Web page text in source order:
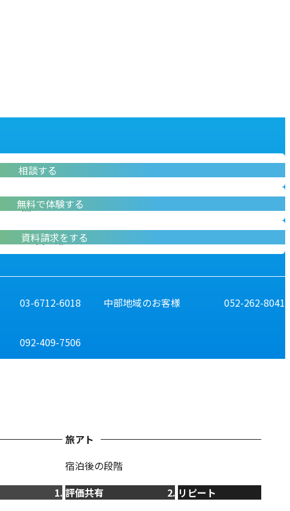
お問い合わせ
相談する
無料デモ体験
無料で体験する
資料請求
資料請求をする
03-6712-6018 中部地域のお客様 052-262-8041
092-409-7506
旅アト
宿泊後の段階
評価共有
リピート